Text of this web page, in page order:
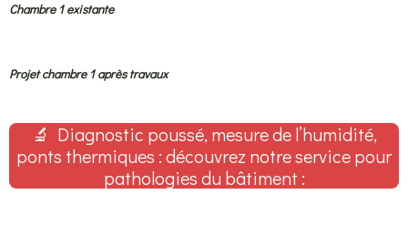
Chambre 1 existante
Projet chambre 1 après travaux
🔬 Diagnostic poussé, mesure de l’humidité,
ponts thermiques : découvrez notre service pour
pathologies du bâtiment :